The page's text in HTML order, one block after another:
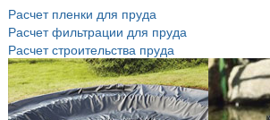
Расчет пленки для пруда
Расчет фильтрации для пруда
Расчет строительства пруда